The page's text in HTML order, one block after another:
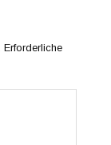
Erforderliche